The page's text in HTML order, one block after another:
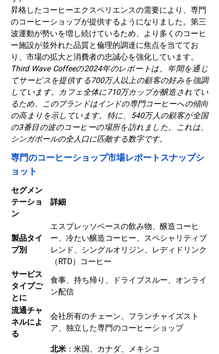
昇格したコーヒーエクスペリエンスの需要により、専門
のコーヒーショップが提供するようになりました。第三
波運動が勢いを増し続けているため、より多くのコーヒ
ー施設が並外れた品質と倫理的調達に焦点を当ててお
り、市場の拡大と消費者の忠誠心を強化しています。
Third Wave Coffeeの2024年のレポートは、年間を通じ
てサービスを提供する700万人以上の顧客の好みを強調
しています。カフェ全体に710万カップが醸造されてい
るため、このブランドはインドの専門コーヒーへの傾向
の高まりを示しています。特に、540万人の顧客が全国
の3番目の波のコーヒーの場所を訪れました。これは、
シンガポールの全人口に匹敵する数字です。
専門のコーヒーショップ市場レポートスナップシ
ョット
セグメン
テーショ
ン
詳細
製品タイ
プ別
エスプレッソベースの飲み物、醸造コーヒ
ー、冷たい醸造コーヒー、スペシャリティブ
レンド、シングルオリジン、レディドリンク
（RTD）コーヒー
サービス
タイプご
とに
食事、持ち帰り、ドライブスルー、オンライ
ン配信
流通チャ
ネルによ
る
会社所有のチェーン、フランチャイズスト
ア、独立した専門のコーヒーショップ
北米 ：米国、カナダ、メキシコ